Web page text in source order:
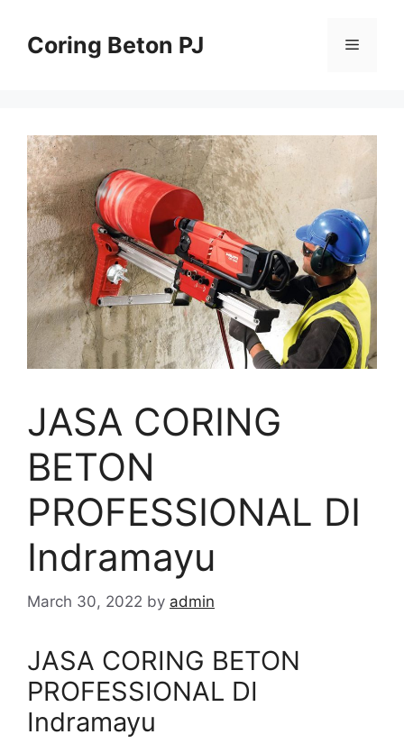
contentCoring Beton PJ Menu
JASA CORING
BETON
PROFESSIONAL DI
Indramayu
March 30, 2022 by admin
JASA CORING BETON
PROFESSIONAL DI
Indramayu